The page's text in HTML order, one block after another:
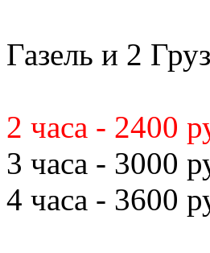
Газель и 2
2 часа - 2400
3 часа - 3000
4 часа - 3600